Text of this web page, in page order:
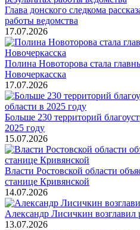
Глава донского следкома
работы ведомства
17.07.2026
Полина Новоторова стала
Новочеркасска
17.07.2026
Больше 230 территорий
2025 году
15.07.2026
Власти Ростовской области
станице Кривянской
14.07.2026
Александр Лисичкин возглавил
13.07.2026